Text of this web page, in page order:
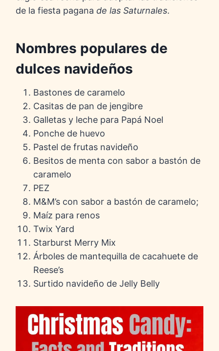
de la fiesta pagana de las Saturnales.
Nombres populares de
dulces navideños
Bastones de caramelo
Casitas de pan de jengibre
Galletas y leche para Papá Noel
Ponche de huevo
Pastel de frutas navideño
Besitos de menta con sabor a bastón de
caramelo
PEZ
M&M’s con sabor a bastón de caramelo;
Maíz para renos
Twix Yard
Starburst Merry Mix
Árboles de mantequilla de cacahuete de
Reese’s
Surtido navideño de Jelly Belly